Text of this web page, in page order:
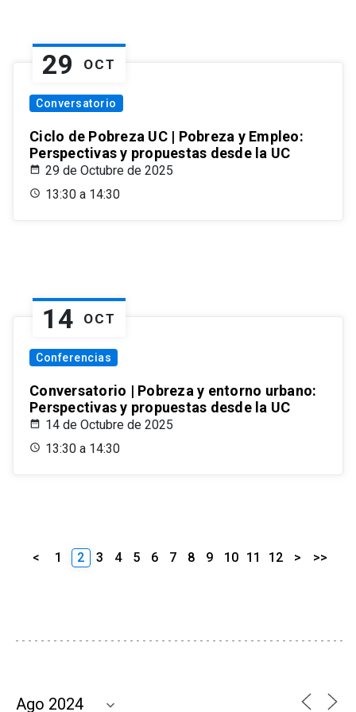
29 OCT
Conversatorio
Ciclo de Pobreza UC | Pobreza y Empleo:
Perspectivas y propuestas desde la UC
29 de Octubre de 2025
13:30 a 14:30
14 OCT
Conferencias
Conversatorio | Pobreza y entorno urbano:
Perspectivas y propuestas desde la UC
14 de Octubre de 2025
13:30 a 14:30
< 1 2 3 4 5 6 7 8 9 10 11 12 > >>